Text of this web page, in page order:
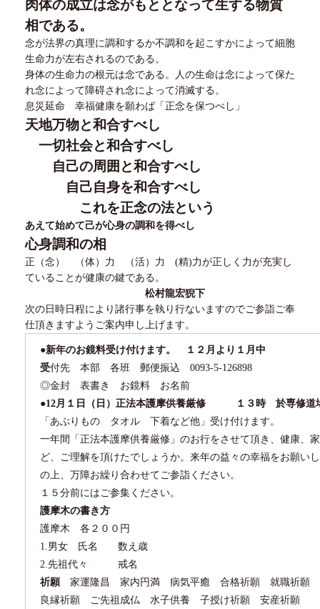
肉体の成立は念がもととなって生する物質
相である。
念が法界の真理に調和するか不調和を起こすかによって細胞
生命力が左右されるのである。
身体の生命力の根元は念である。人の生命は念によって保た
れ念によって障碍され念によって消滅する。
息災延命 幸福健康を願わば「正念を保つべし」
天地万物と和合すべし
一切社会と和合すべし
自己の周囲と和合すべし
自己自身を和合すべし
これを正念の法という
あえて始めて己が心身の調和を得べし
心身調和の相
正（念） （体）力 （活）力 (精)力が正しく力が充実し
ていることが健康の鍵である。
松村龍宏猊下
次の日時日程により諸行事を執り行ないますのでご参詣ご奉
仕頂きますようご案内申し上げます。
●新年のお鏡料受け付けます。 １２月より１月中
受付先 本部 各班 郵便振込 0093-5-126898
◎金封 表書き お鏡料 お名前
●12月１日（日）正法本護摩供養厳修
１３時 於専修道
「あぶりもの タオル 下着など他」受け付けます。
一年間「正法本護摩供養厳修」のお行をさせて頂き、健康、
ど、ご理解を頂けたでしょうか。来年の益々の幸福をお願
の上、万障お繰り合わせてご参詣ください。
１５分前にはご参集ください。
護摩木の書き方
護摩木 各２００円
1.男女 氏名 数え歳
2.先祖代々 戒名
祈願 家運隆昌 家内円満 病気平癒 合格祈願 就職祈願
良縁祈願 ご先祖成仏 水子供養 子授け祈願 安産祈願